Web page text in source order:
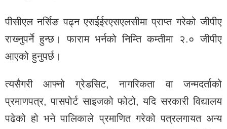
पीसीएल नर्सिङ पढ्न एसईईरएसएलसीमा प्राप्‍त गरेको जीपीए
राख्‍नुपर्ने हुन्छ। फाराम भर्नको निम्ति कम्तीमा २.० जीपीए
आएको हुनुपर्छ।
त्यसैगरी आफ्नो ग्रेडसिट, नागरिकता वा जन्मदर्ताको
प्रमाणपत्र, पासपोर्ट साइजको फोटो, यदि सरकारी विद्यालय
पढेको हो भने पालिकाले प्रमाणित गरेको पत्रलगायत अन्य